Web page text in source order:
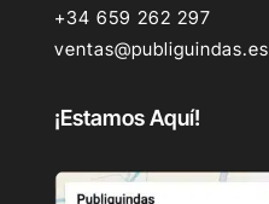
+34 659 262 297
ventas@publiguindas.es
¡Estamos Aquí!